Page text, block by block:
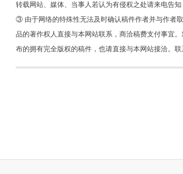
转载网站、媒体、当事人若认为有侵权之处请来电告知
③ 由于网络的特殊性无法及时确认稿件作者并与作者
品的著作权人直接与本网站联系，商洽稿费支付事宜
布的拥有完全版权的稿件，也请直接与本网站接洽。联